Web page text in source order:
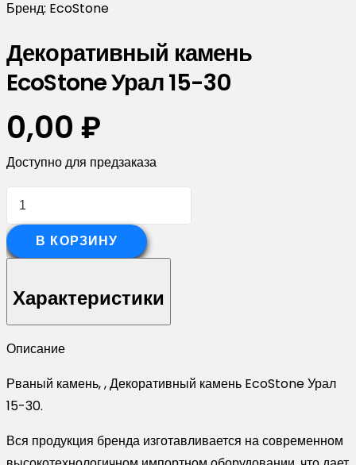
Бренд: EcoStone
Декоративный камень
EcoStone Урал 15-30
0,00 ₽
Доступно для предзаказа
Количество
Декоративный
камень
Урал
15-
30
В КОРЗИНУ
Характеристики
Описание
Рваный камень, , Декоративный камень EcoStone Урал
15-30.
Вся продукция бренда изготавливается на современном